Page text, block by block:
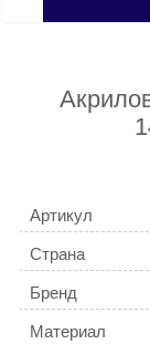
Артикул
Страна
Бренд
Материал